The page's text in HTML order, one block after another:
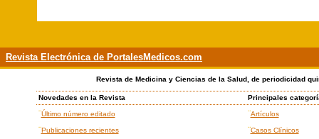
Revista Electrónica de PortalesMedicos.com
Revista de Medicina y Ciencias de la Salud, de periodicidad
Novedades en la Revista Principales
¨Último número editado ¨Artículos
¨Publicaciones recientes ¨Casos Clínicos